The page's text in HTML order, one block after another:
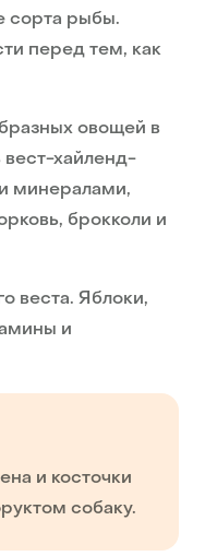
сорта рыбы.
перед тем, как
овощей в
вест-хайленд-
минералами,
брокколи и
веста. Яблоки,
и
и косточки
собаку.